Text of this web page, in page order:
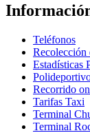
Teléfonos
Recolección
Estadísticas
Recorrido
Tarifas Taxi
Terminal
Terminal